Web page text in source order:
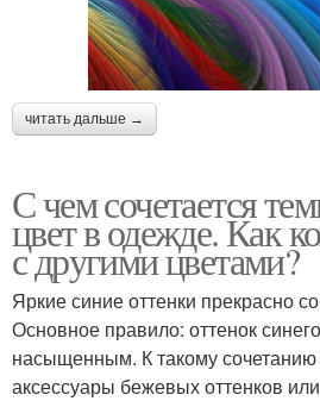
читать дальше →
С чем сочетается
цвет в одежде. Как
с другими цветами?
Яркие синие оттенки прекрасно
Основное правило: оттенок
насыщенным. К такому сочетанию
аксессуары бежевых оттенков